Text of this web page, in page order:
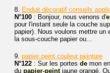
8. Enduit décoratif conseils
N°100 : Bonjour, nous venons d'
pour l'instant seule la couche
papier). Nous voulons mettre un
la sous-couche papier ou...
9. papier peint couleur peinture
N°122 : Sur les portes de mon
du papier-peintjaune orangé.